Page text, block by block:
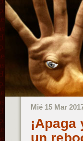
Mié 15 Mar
un